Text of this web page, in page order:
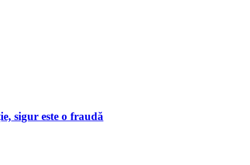
sigur este o fraudă